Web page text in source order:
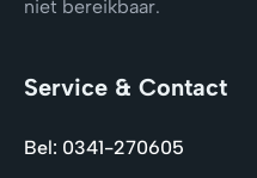
niet bereikbaar.
Service & Contact
Bel: 0341-270605